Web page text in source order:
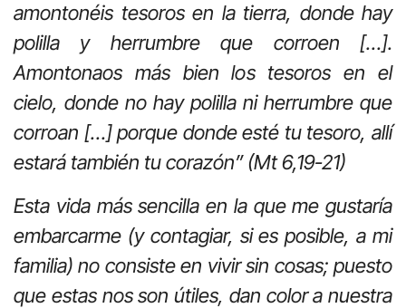
amontonéis tesoros en la tierra, donde hay
polilla y herrumbre que corroen […].
Amontonaos más bien los tesoros en el
cielo, donde no hay polilla ni herrumbre que
corroan […] porque donde esté tu tesoro, allí
estará también tu corazón” (Mt 6,19-21)
Esta vida más sencilla en la que me gustaría
embarcarme (y contagiar, si es posible, a mi
familia) no consiste en vivir sin cosas; puesto
que estas nos son útiles, dan color a nuestra